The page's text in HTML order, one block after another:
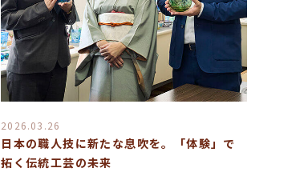
2026.03.26
日本の職人技に新たな息吹を。「体験」で
拓く伝統工芸の未来